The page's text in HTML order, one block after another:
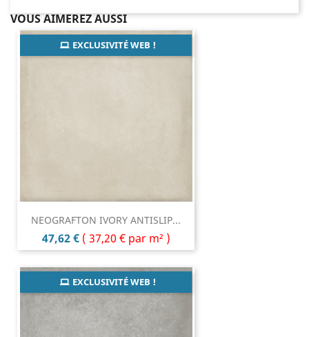
VOUS AIMEREZ AUSSI
NEOGRAFTON IVORY ANTISLIP...
Prix
47,62 € ( 37,20 € par m² )
EXCLUSIVITÉ WEB !
EXCLUSIVITÉ WEB !